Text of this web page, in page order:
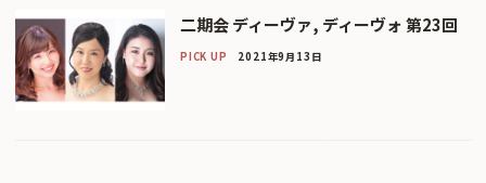
二期会 ディーヴァ, ディーヴォ 第23回
PICK UP 2021年9月13日